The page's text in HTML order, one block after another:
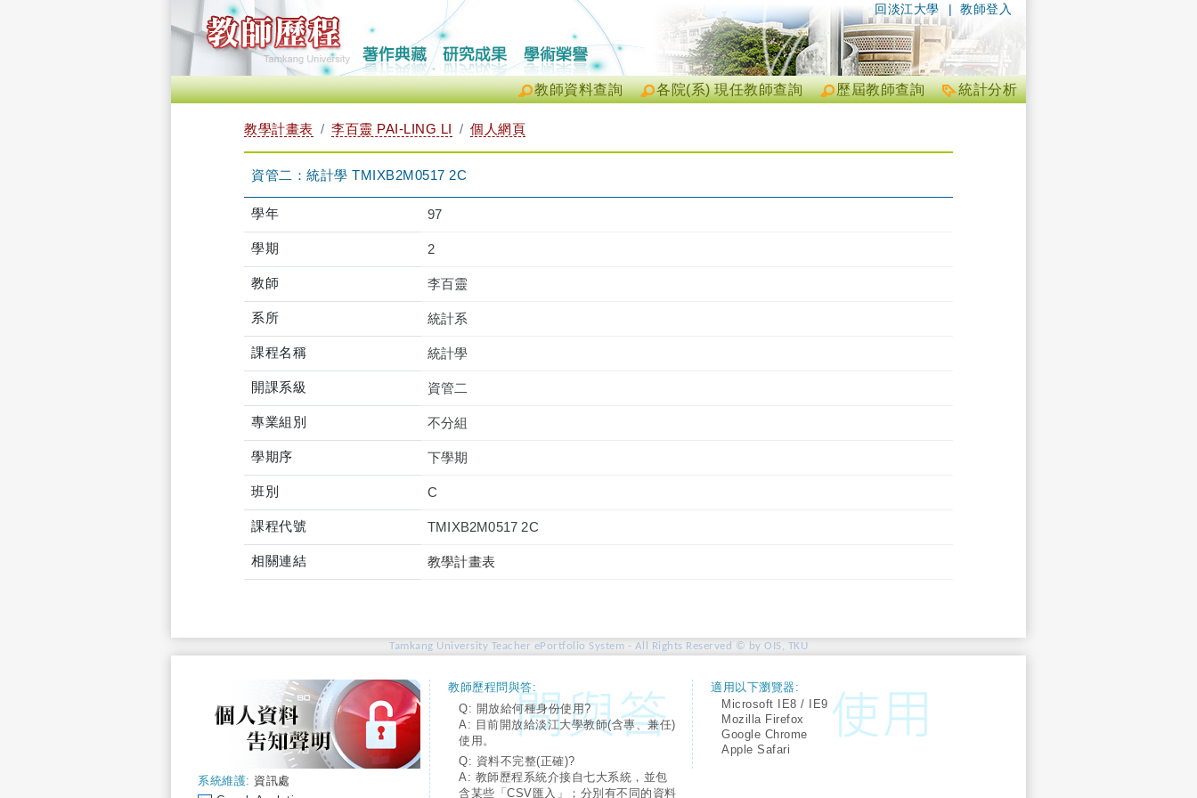
| 教師登入
回淡江大學
統計分析
歷屆教師查詢
各院(系) 現任教師查詢
教師資料查詢
教學計畫表 李百靈 PAI-LING LI 個人網頁
資管二：統計學 TMIXB2M0517 2C
學年 97
學期 2
教師 李百靈
系所 統計系
課程名稱 統計學
開課系級 資管二
專業組別 不分組
學期序 下學期
班別 C
課程代號 TMIXB2M0517 2C
相關連結 教學計畫表
Tamkang University Teacher ePortfolio System - All Rights Reserved © by OIS, TKU
系統維護: 資訊處
教師歷程問與答:
Q: 開放給何種身份使用?
A: 目前開放給淡江大學教師(含專、兼任)
使用。
Q: 資料不完整(正確)?
A: 教師歷程系統介接自七大系統，並包
含某些「CSV匯入」；分別有不同的資料
適用以下瀏覽器:
Microsoft IE8 / IE9
Mozilla Firefox
Google Chrome
Apple Safari